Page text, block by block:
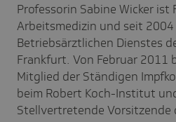
Professorin Sabine Wicker ist
Arbeitsmedizin und seit
Betriebsärztlichen Dienstes
Frankfurt. Von Februar 2011
Mitglied der Ständigen
beim Robert Koch-Institut
Stellvertretende Vorsitzende